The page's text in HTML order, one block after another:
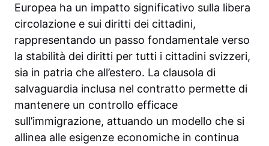
Europea ha un impatto significativo sulla libera
circolazione e sui diritti dei cittadini,
rappresentando un passo fondamentale verso
la stabilità dei diritti per tutti i cittadini svizzeri,
sia in patria che all’estero. La clausola di
salvaguardia inclusa nel contratto permette di
mantenere un controllo efficace
sull’immigrazione, attuando un modello che si
allinea alle esigenze economiche in continua